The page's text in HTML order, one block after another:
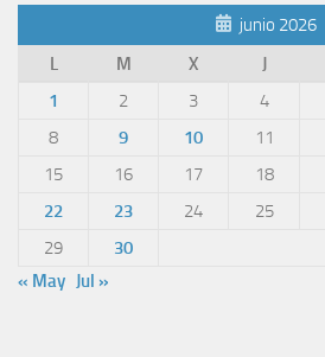
junio 2026
L
M X J
1
2 3 4
8
9 10 11
15
16 17 18
22
23 24 25
29
30
« May Jul »